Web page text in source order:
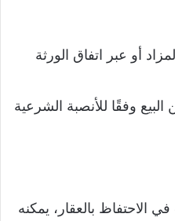
أو عبر اتفاق الورثة
البيع وفقًا للأنصبة الشرعية
الاحتفاظ بالعقار، يمكنه